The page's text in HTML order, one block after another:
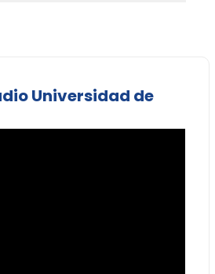
Universidad de